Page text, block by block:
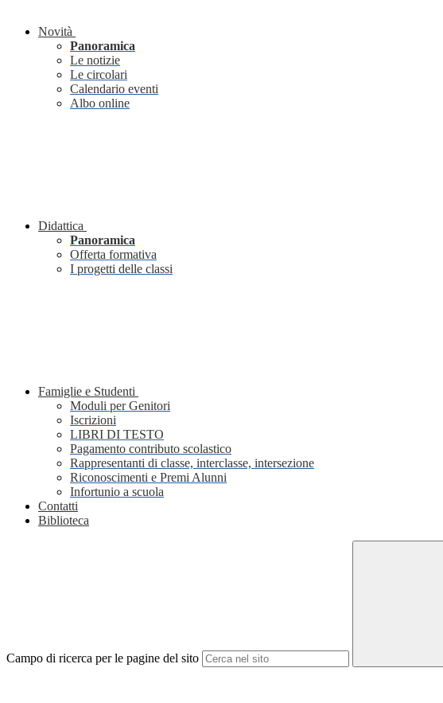
Novità
Panoramica
Le notizie
Le circolari
Calendario eventi
Albo online
Didattica
Panoramica
Offerta formativa
I progetti delle classi
Famiglie e Studenti
Moduli per Genitori
Iscrizioni
LIBRI DI TESTO
Pagamento contributo scolastico
Rappresentanti di classe, interclasse, intersezione
Riconoscimenti e Premi Alunni
Infortunio a scuola
Contatti
Biblioteca
Campo di ricerca per le pagine del sito